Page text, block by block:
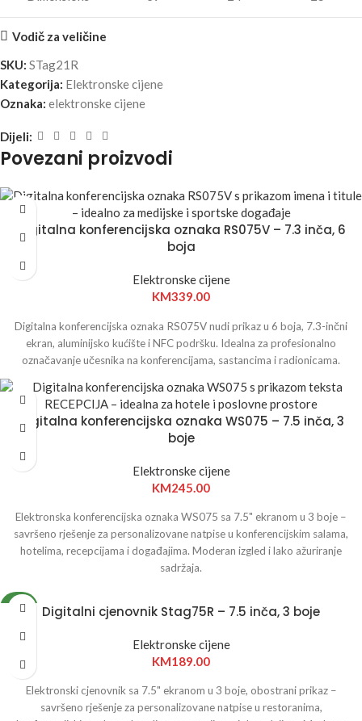
Vodič za veličine
SKU: STag21R
Kategorija: Elektronske cijene
Oznaka: elektronske cijene
Dijeli:
Povezani proizvodi
Digitalna konferencijska oznaka RS075V – 7.3 inča, 6
boja
Elektronske cijene
KM339.00
Digitalna konferencijska oznaka RS075V nudi prikaz u 6 boja, 7.3-inčni
ekran, aluminijsko kućište i NFC podršku. Idealna za profesionalno
označavanje učesnika na konferencijama, sastancima i radionicama.
Digitalna konferencijska oznaka WS075 – 7.5 inča, 3
boje
Elektronske cijene
KM245.00
Elektronska konferencijska oznaka WS075 sa 7.5" ekranom u 3 boje –
savršeno rješenje za personalizovane natpise u konferencijskim salama,
hotelima, recepcijama i događajima. Moderan izgled i lako ažuriranje
sadržaja.
NOVO Digitalni cjenovnik Stag75R – 7.5 inča, 3 boje
Elektronske cijene
KM189.00
Elektronski cjenovnik sa 7.5" ekranom u 3 boje, obostrani prikaz –
savršeno rješenje za personalizovane natpise u restoranima,